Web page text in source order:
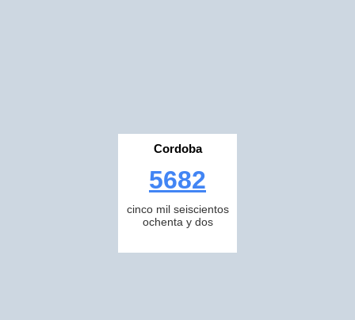
Cordoba
5682
cinco mil seiscientos
ochenta y dos